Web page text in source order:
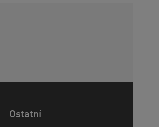
Ostatní